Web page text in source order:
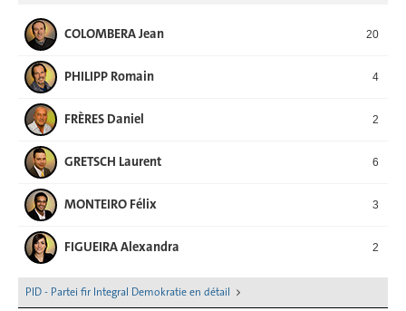
COLOMBERA Jean 20
PHILIPP Romain 4
FRÈRES Daniel 2
GRETSCH Laurent 6
MONTEIRO Félix 3
FIGUEIRA Alexandra 2
PID - Partei fir Integral Demokratie en détail